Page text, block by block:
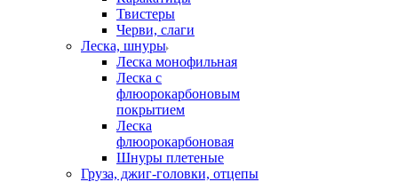
Твистеры
Черви, слаги
Леска, шнуры
Леска монофильная
Леска с
флюорокарбоновым
покрытием
Леска
флюорокарбоновая
Шнуры плетеные
Груза, джиг-головки, отцепы